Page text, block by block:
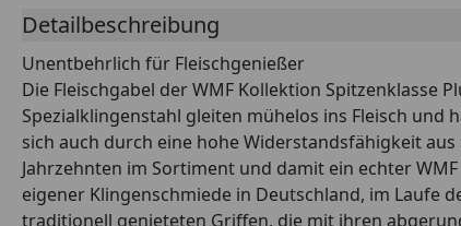
Detailbeschreibung
Unentbehrlich für Fleischgenießer
Die Fleischgabel der WMF Kollektion
Spezialklingenstahl gleiten mühelos ins Fleisch und
sich auch durch eine hohe Widerstandsfähigkeit
Jahrzehnten im Sortiment und damit ein echter
eigener Klingenschmiede in Deutschland, im Laufe
traditionell genieteten Griffen, die mit ihren